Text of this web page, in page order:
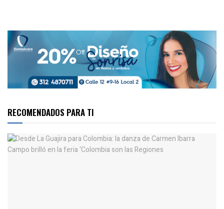
RECOMENDADOS PARA TI